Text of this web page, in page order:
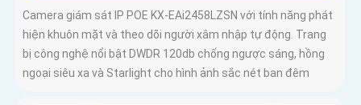
Camera giám sát IP POE KX-EAi2458LZSN với tính năng phát
hiện khuôn mặt và theo dõi người xâm nhập tự động. Trang
bị công nghệ nổi bật DWDR 120db chống ngược sáng, hồng
ngoại siêu xa và Starlight cho hình ảnh sắc nét ban đêm